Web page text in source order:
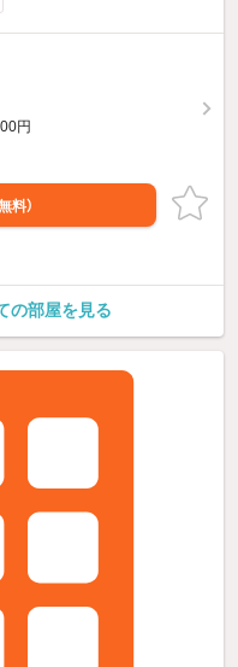
円
無料）
の部屋を見る